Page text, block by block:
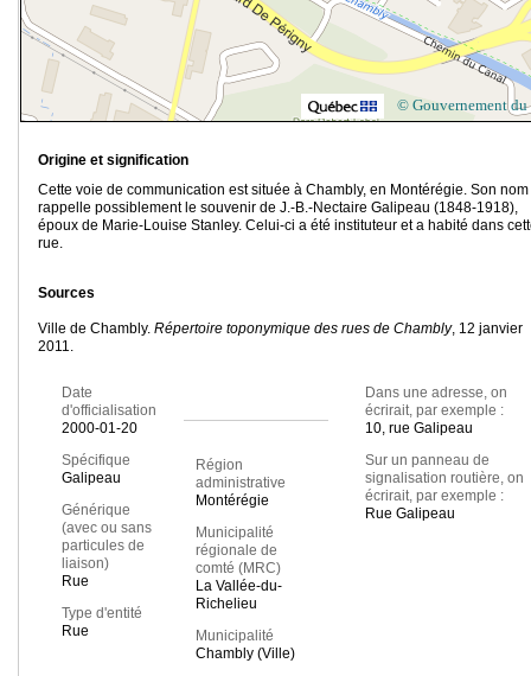
© Gouvernement du
Origine et signification
Cette voie de communication est située à Chambly, en Montérégie. Son nom
rappelle possiblement le souvenir de J.-B.-Nectaire Galipeau (1848-1918),
époux de Marie-Louise Stanley. Celui-ci a été instituteur et a habité dans
rue.
Sources
Ville de Chambly. Répertoire toponymique des rues de Chambly, 12 janvier
2011.
Date
d'officialisation
2000-01-20
Spécifique
Galipeau
Générique
(avec ou sans
particules de
liaison)
Rue
Type d'entité
Rue
Région
administrative
Montérégie
Municipalité
régionale de
comté (MRC)
La Vallée-du-
Richelieu
Municipalité
Chambly (Ville)
Dans une adresse, on
écrirait, par exemple :
10, rue Galipeau
Sur un panneau de
signalisation routière, on
écrirait, par exemple :
Rue Galipeau